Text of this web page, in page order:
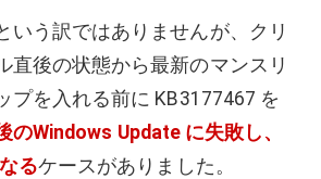
いう訳ではありませんが、クリ
直後の状態から最新のマンスリ
プを入れる前に KB3177467 を
のWindows Update に失敗し、
るケースがありました。